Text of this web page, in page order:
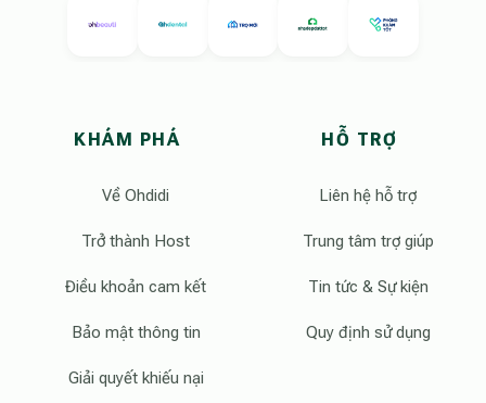
KHÁM PHÁ
Về Ohdidi
Trở thành Host
Điều khoản cam kết
Bảo mật thông tin
Giải quyết khiếu nại
HỖ TRỢ
Liên hệ hỗ trợ
Trung tâm trợ giúp
Tin tức & Sự kiện
Quy định sử dụng